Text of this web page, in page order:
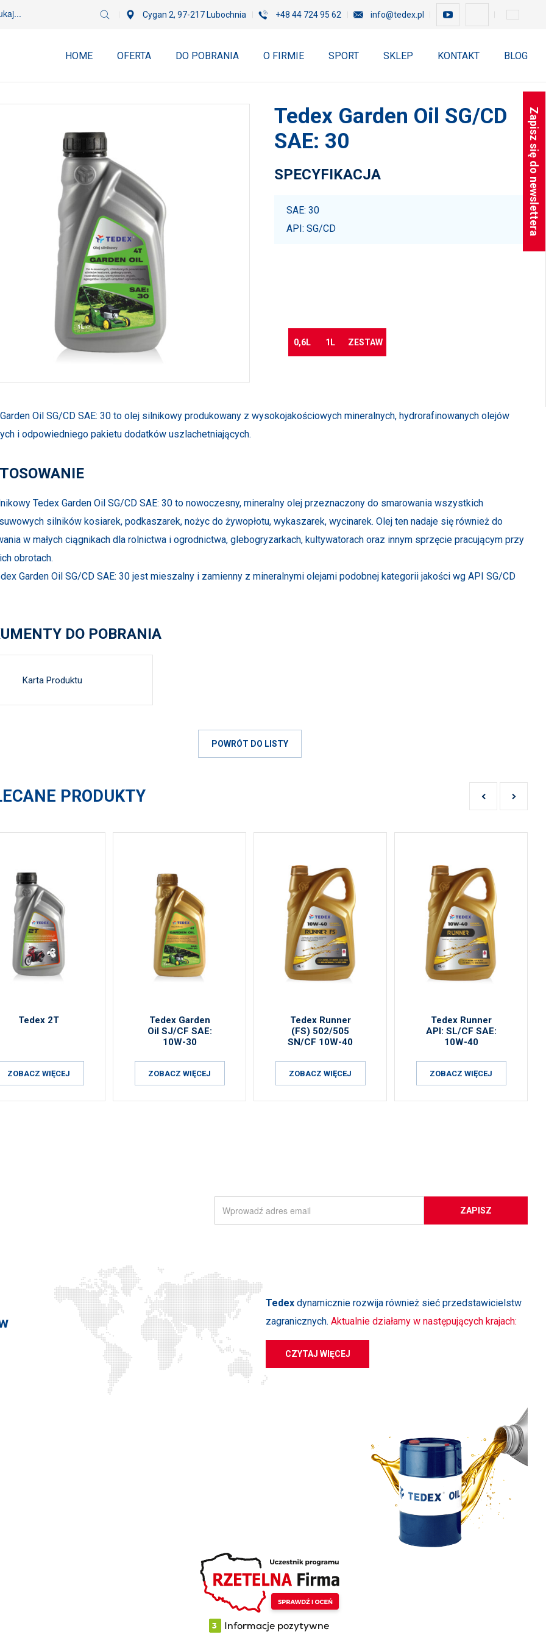
Cygan 2, 97-217 Lubochnia +48 44 724 95 62 info@tedex.pl
HOME OFERTA DO POBRANIA O FIRMIE SPORT SKLEP KONTAKT BLOG
Zapisz się do newslettera
Tedex Garden Oil SG/CD
SAE: 30
SPECYFIKACJA
SAE: 30
API: SG/CD
0,6L 1L ZESTAW
Oil SG/CD SAE: 30 to olej silnikowy produkowany z wysokojakościowych mineralnych, hydrorafinowanych olejów
i odpowiedniego pakietu dodatków uszlachetniających.
Tedex Garden Oil SG/CD SAE: 30 to nowoczesny, mineralny olej przeznaczony do smarowania wszystkich
silników kosiarek, podkaszarek, nożyc do żywopłotu, wykaszarek, wycinarek. Olej ten nadaje się również do
w małych ciągnikach dla rolnictwa i ogrodnictwa, glebogryzarkach, kultywatorach oraz innym sprzęcie pracującym przy
obrotach.
Garden Oil SG/CD SAE: 30 jest mieszalny i zamienny z mineralnymi olejami podobnej kategorii jakości wg API SG/CD
DO POBRANIA
Karta Produktu
POWRÓT DO LISTY
PRODUKTY
Tedex 2T
ZOBACZ WIĘCEJ
Tedex Garden
Oil SJ/CF SAE:
10W-30
ZOBACZ WIĘCEJ
Tedex Runner
(FS) 502/505
SN/CF 10W-40
ZOBACZ WIĘCEJ
Tedex Runner
API: SL/CF SAE:
10W-40
ZOBACZ WIĘCEJ
ZAPISZ
Tedex dynamicznie rozwija również sieć przedstawicielstw
zagranicznych. Aktualnie działamy w następujących krajach:
CZYTAJ WIĘCEJ